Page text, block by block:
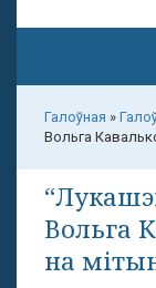
Галоўная »
Вольга
Вольга
на